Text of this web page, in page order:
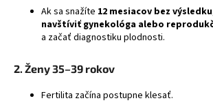
Ak sa snažíte 12 mesiacov bez výsledku
navštíviť gynekológa alebo
a začať diagnostiku plodnosti.
2. Ženy 35–39 rokov
Fertilita začína postupne klesať.
n
á